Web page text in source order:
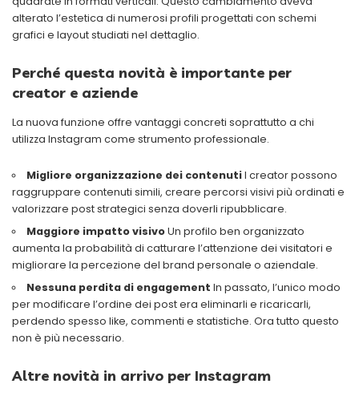
alterato l’estetica di numerosi profili progettati con schemi
grafici e layout studiati nel dettaglio.
Perché questa novità è importante per
creator e aziende
La nuova funzione offre vantaggi concreti soprattutto a chi
utilizza Instagram come strumento professionale.
Migliore organizzazione dei contenutiI creator possono
raggruppare contenuti simili, creare percorsi visivi più ordinati e
valorizzare post strategici senza doverli ripubblicare.
Maggiore impatto visivoUn profilo ben organizzato
aumenta la probabilità di catturare l’attenzione dei visitatori e
migliorare la percezione del brand personale o aziendale.
Nessuna perdita di engagement In passato, l’unico modo
per modificare l’ordine dei post era eliminarli e ricaricarli,
perdendo spesso like, commenti e statistiche. Ora tutto questo
non è più necessario.
Altre novità in arrivo per Instagram